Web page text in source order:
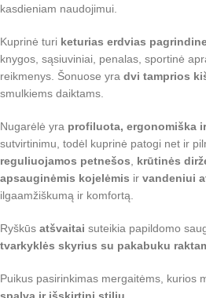
kasdieniam naudojimui.
Kuprinė turi keturias erdvias
knygos, sąsiuviniai, penalas, sportinė
reikmenys. Šonuose yra dvi tamprios
smulkiems daiktams.
Nugarėlė yra profiluota, ergonomiška
sutvirtinimu, todėl kuprinė patogi net ir
reguliuojamos petnešos
krūtinės
apsauginėmis kojelėmis ir vandeniui
ilgaamžiškumą ir komfortą.
Ryškūs atšvaitai suteikia papildomo
tvarkyklės skyrius su pakabuku
Puikus pasirinkimas mergaitėms, kurios
spalvą ir išskirtinį stilių